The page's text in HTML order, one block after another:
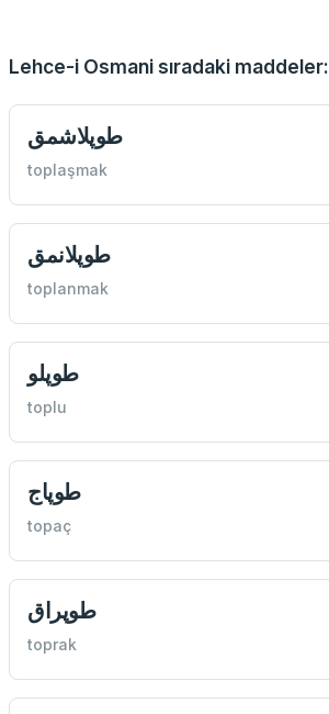
Lehce-i Osmani sıradaki maddeler:
طوپلاشمق
toplaşmak
طوپلانمق
toplanmak
طوپلو
toplu
طوپاج
topaç
طوپراق
toprak